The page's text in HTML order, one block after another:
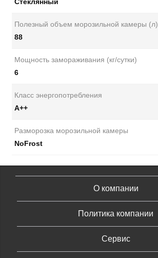
Полезный объем морозильной камеры (л)
88
Мощность замораживания (кг/сутки)
6
Класс энергопотребления
А++
Разморозка морозильной камеры
NoFrost
О компании
Политика компании
Сервис